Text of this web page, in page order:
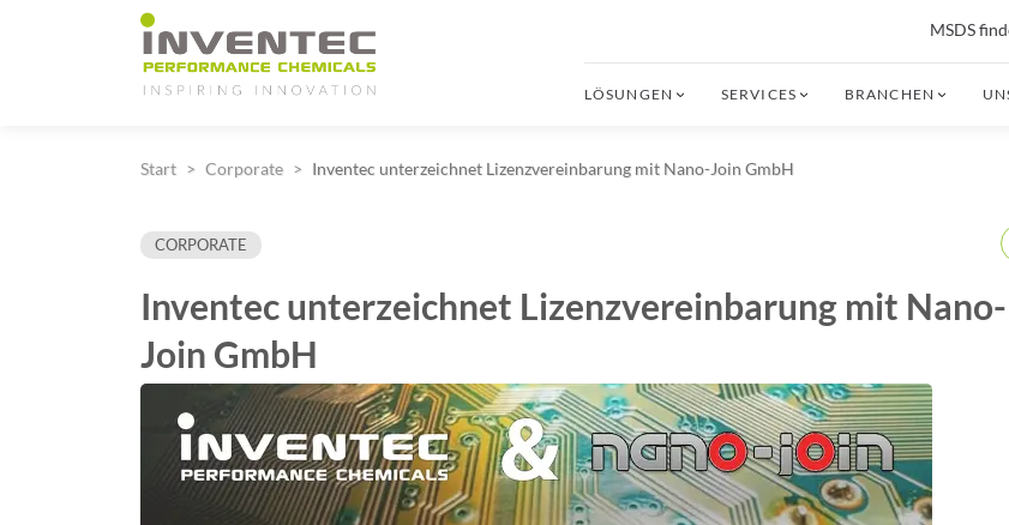
Main Navigation
MSDS
LÖSUNGEN SERVICES BRANCHEN
Start Corporate Inventec unterzeichnet Lizenzvereinbarung mit Nano-Join GmbH
CORPORATE
Inventec unterzeichnet Lizenzvereinbarung mit Nano-
Join GmbH